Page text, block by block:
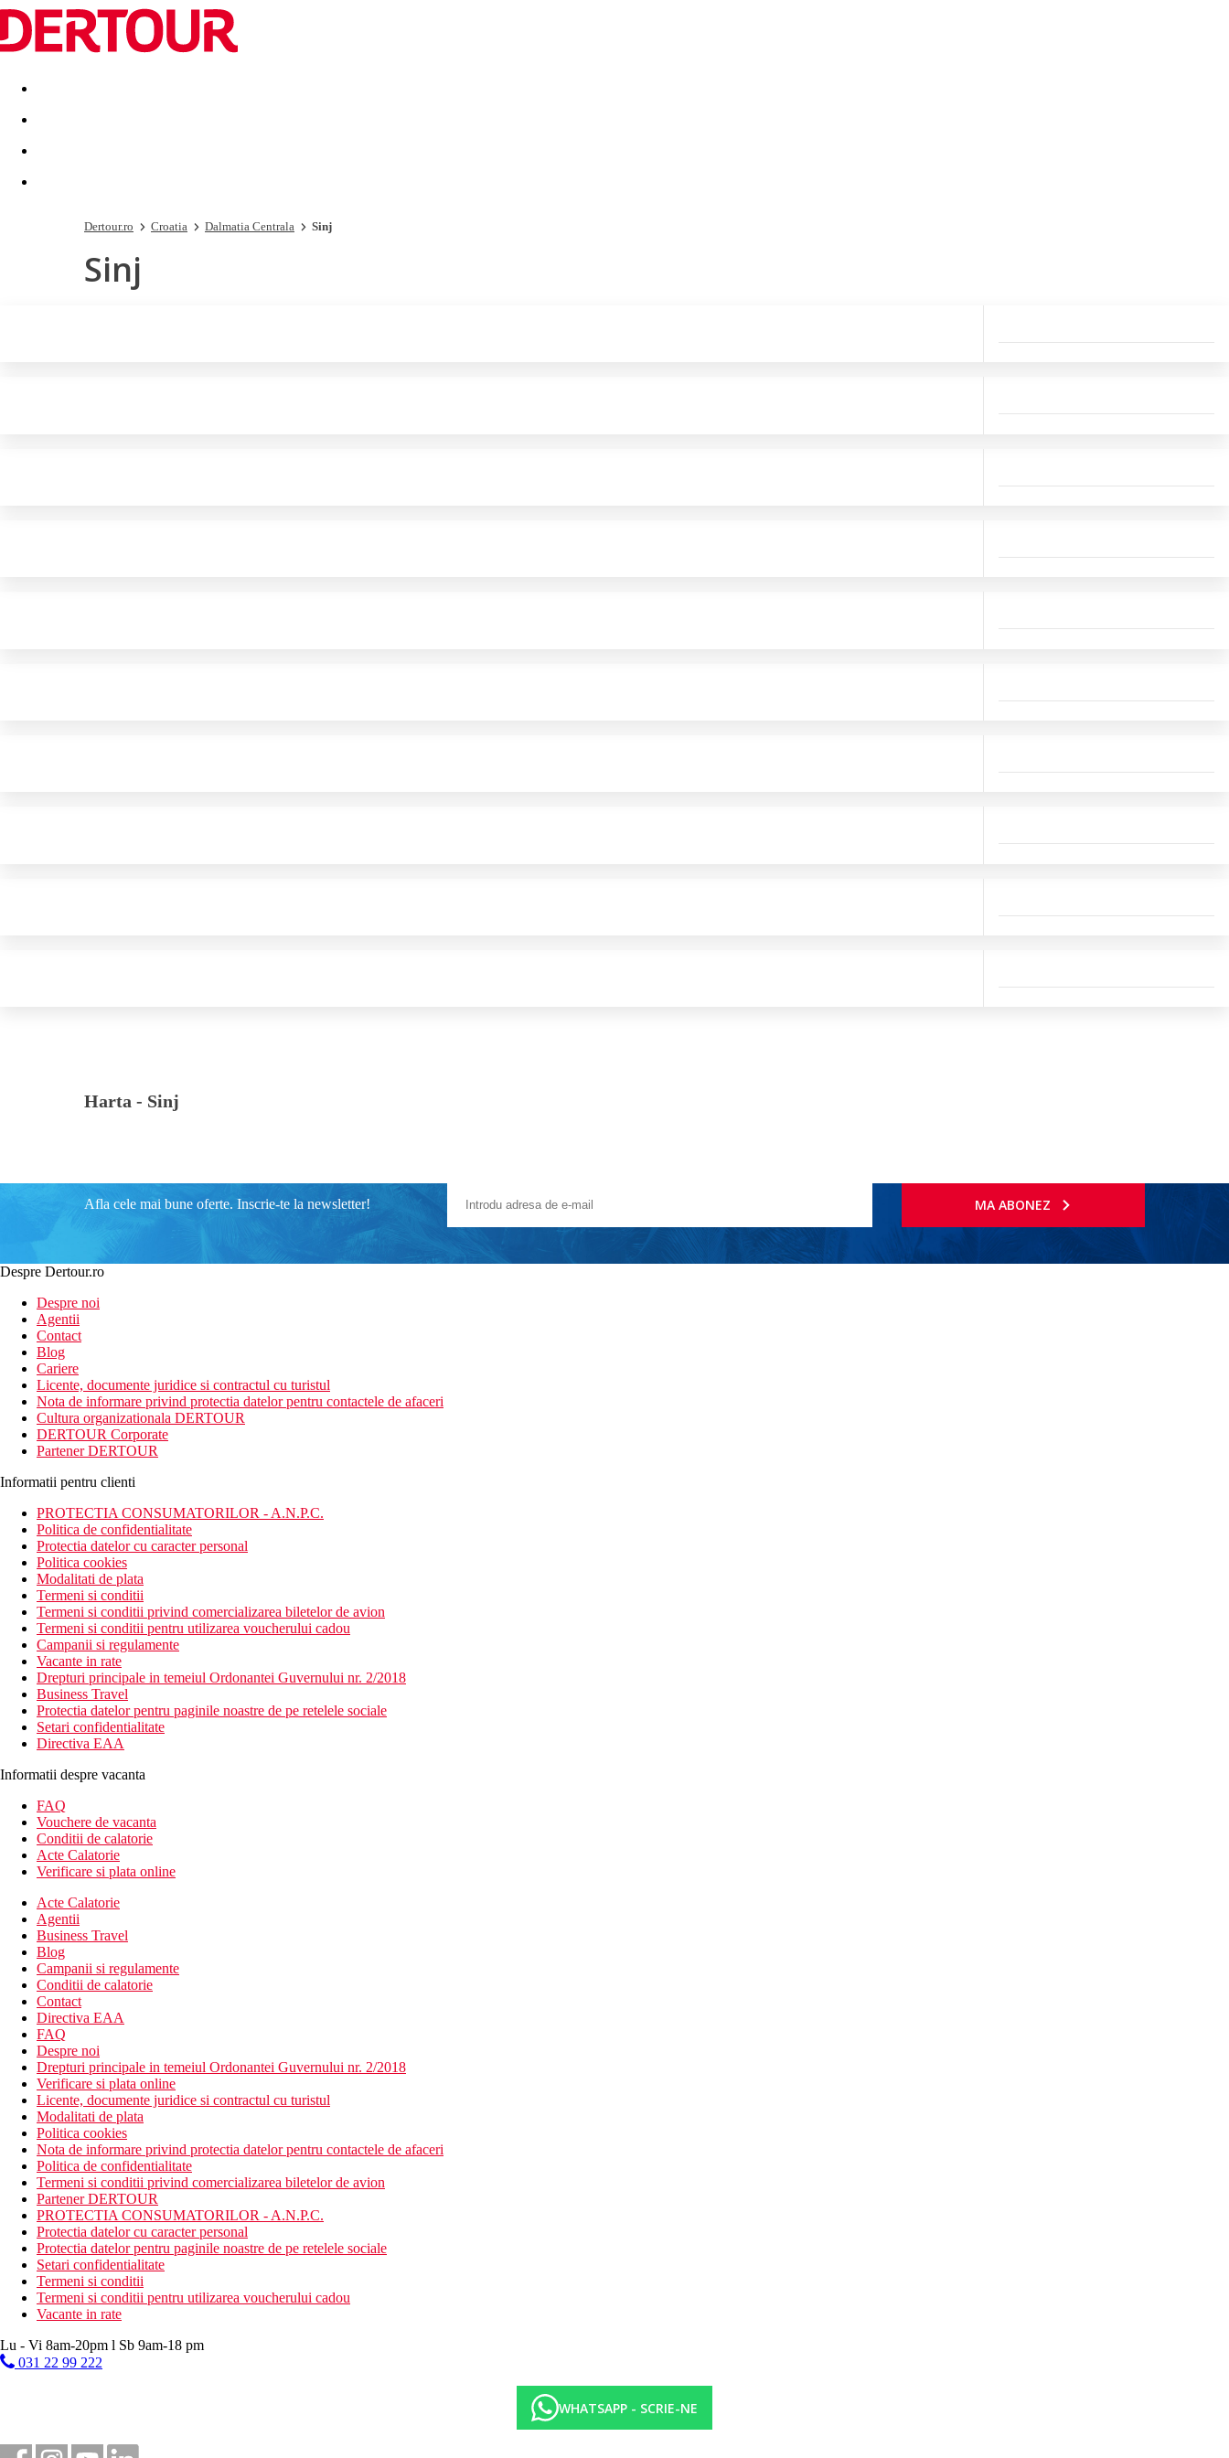
Destinatii Vacanta perfecta OFERTE DE NERATAT
Dertour.ro Croatia Dalmatia Centrala Sinj
Sinj
Harta - Sinj
Afla cele mai bune oferte. Inscrie-te la newsletter! MA ABONEZ
Despre Dertour.ro
Despre noi
Agentii
Contact
Blog
Cariere
Licente, documente juridice si contractul cu turistul
Nota de informare privind protectia datelor pentru contactele de afaceri
Cultura organizationala DERTOUR
DERTOUR Corporate
Partener DERTOUR
Informatii pentru clienti
PROTECTIA CONSUMATORILOR - A.N.P.C.
Politica de confidentialitate
Protectia datelor cu caracter personal
Politica cookies
Modalitati de plata
Termeni si conditii
Termeni si conditii privind comercializarea biletelor de avion
Termeni si conditii pentru utilizarea voucherului cadou
Campanii si regulamente
Vacante in rate
Drepturi principale in temeiul Ordonantei Guvernului nr. 2/2018
Business Travel
Protectia datelor pentru paginile noastre de pe retelele sociale
Setari confidentialitate
Directiva EAA
Informatii despre vacanta
FAQ
Vouchere de vacanta
Conditii de calatorie
Acte Calatorie
Verificare si plata online
Acte Calatorie
Agentii
Business Travel
Blog
Campanii si regulamente
Conditii de calatorie
Contact
Directiva EAA
FAQ
Despre noi
Drepturi principale in temeiul Ordonantei Guvernului nr. 2/2018
Verificare si plata online
Licente, documente juridice si contractul cu turistul
Modalitati de plata
Politica cookies
Nota de informare privind protectia datelor pentru contactele de afaceri
Politica de confidentialitate
Termeni si conditii privind comercializarea biletelor de avion
Partener DERTOUR
PROTECTIA CONSUMATORILOR - A.N.P.C.
Protectia datelor cu caracter personal
Protectia datelor pentru paginile noastre de pe retelele sociale
Setari confidentialitate
Termeni si conditii
Termeni si conditii pentru utilizarea voucherului cadou
Vacante in rate
Lu - Vi 8am-20pm l Sb 9am-18 pm
031 22 99 222
WHATSAPP - SCRIE-NE